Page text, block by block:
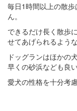
毎日1時間以上の散
ん。
できるだけ長く散歩
せてあげられるよう
ドッグランはほかの
早くの砂浜なども良
愛犬の性格を十分考